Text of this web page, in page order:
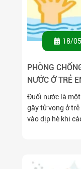
18/
PHÒNG
NƯỚC Ở TRẺ
Đuối nước là
gây tử vong ở
vào dịp hè khi